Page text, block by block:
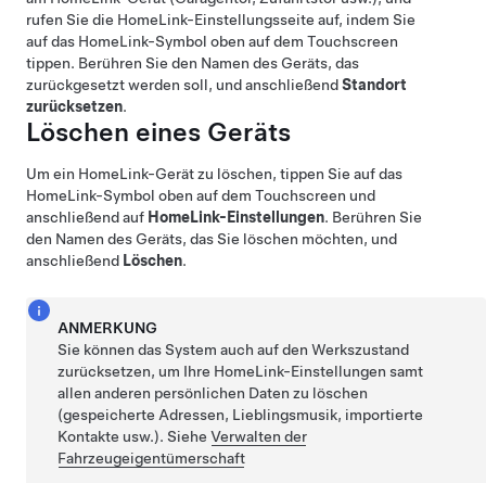
rufen Sie die HomeLink-Einstellungsseite auf, indem Sie
auf das HomeLink-Symbol oben auf dem Touchscreen
tippen. Berühren Sie den Namen des Geräts, das
zurückgesetzt werden soll, und anschließendStandort
zurücksetzen.
Löschen eines Geräts
Um ein HomeLink-Gerät zu löschen, tippen Sie auf das
HomeLink-Symbol oben auf dem Touchscreen und
anschließend auf HomeLink-Einstellungen. Berühren Sie
den Namen des Geräts, das Sie löschen möchten, und
anschließend Löschen.
ANMERKUNG
Sie können das System auch auf den Werkszustand
zurücksetzen, um Ihre HomeLink-Einstellungen samt
allen anderen persönlichen Daten zu löschen
(gespeicherte Adressen, Lieblingsmusik, importierte
Kontakte usw.). SieheVerwalten der
Fahrzeugeigentümerschaft